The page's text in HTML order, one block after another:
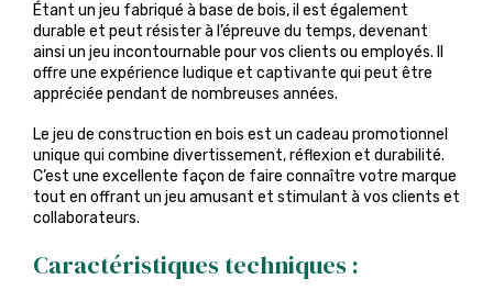
Étant un jeu fabriqué à base de bois, il est également
durable et peut résister à l’épreuve du temps, devenant
ainsi un jeu incontournable pour vos clients ou employés. Il
offre une expérience ludique et captivante qui peut être
appréciée pendant de nombreuses années.
Le jeu de construction en bois est un cadeau promotionnel
unique qui combine divertissement, réflexion et durabilité.
C’est une excellente façon de faire connaître votre marque
tout en offrant un jeu amusant et stimulant à vos clients et
collaborateurs.
Caractéristiques techniques :